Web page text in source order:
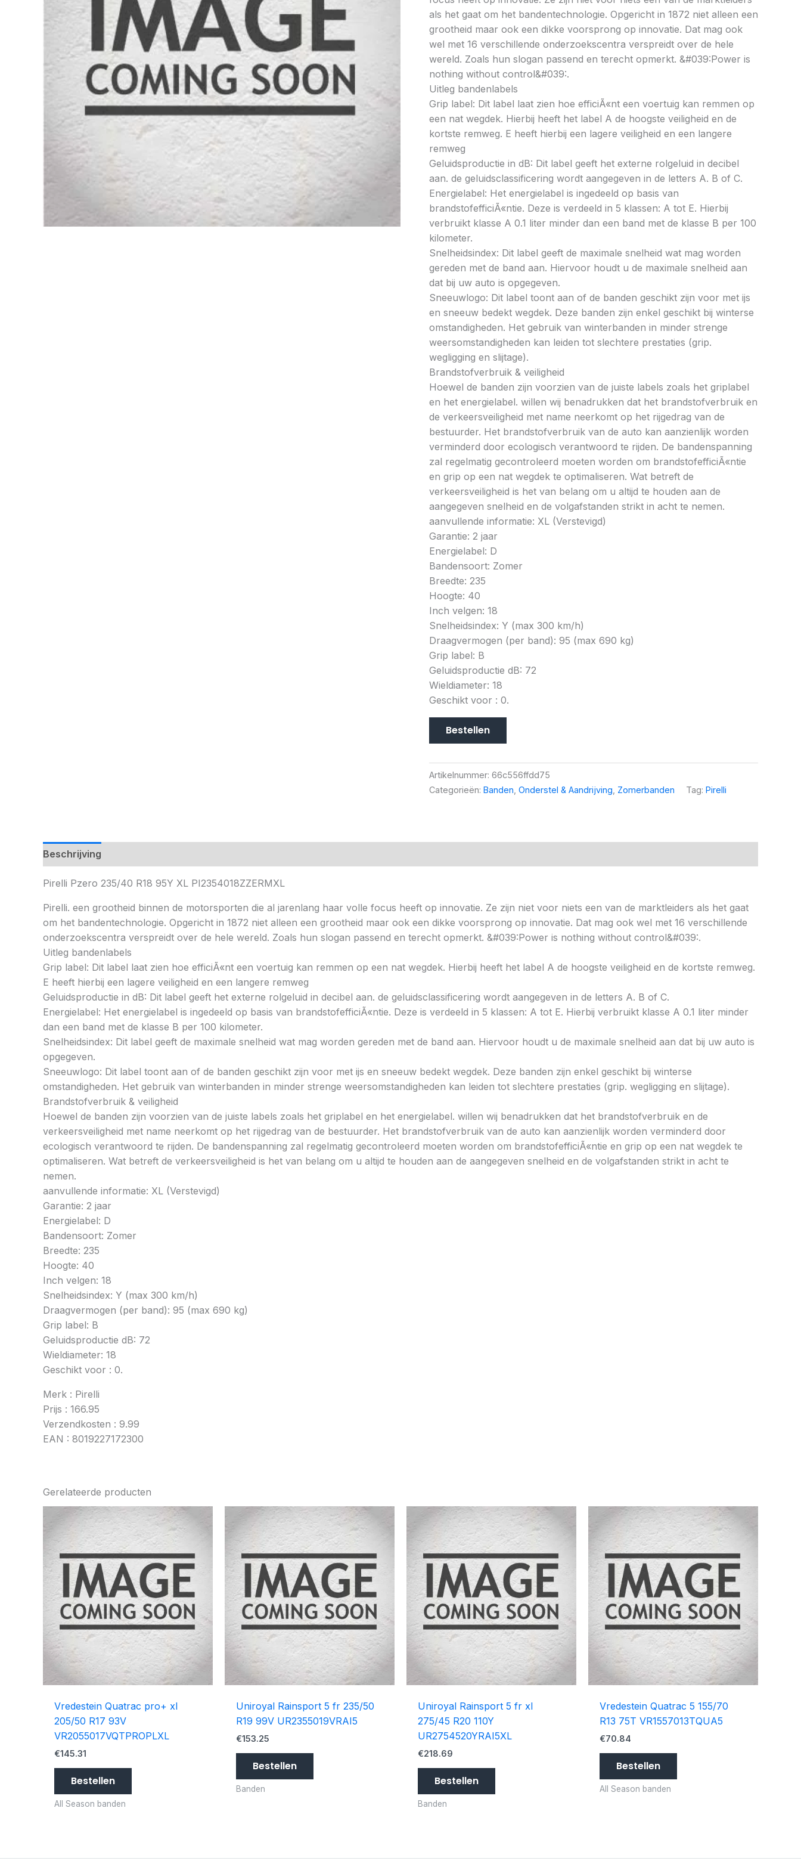
als het gaat om het bandentechnologie. Opgericht in 1872 niet alleen een
grootheid maar ook een dikke voorsprong op innovatie. Dat mag ook
wel met 16 verschillende onderzoekscentra verspreidt over de hele
wereld. Zoals hun slogan passend en terecht opmerkt. &#039:Power is
nothing without control&#039:.
Uitleg bandenlabels
Grip label: Dit label laat zien hoe efficiÃ«nt een voertuig kan remmen op
een nat wegdek. Hierbij heeft het label A de hoogste veiligheid en de
kortste remweg. E heeft hierbij een lagere veiligheid en een langere
remweg
Geluidsproductie in dB: Dit label geeft het externe rolgeluid in decibel
aan. de geluidsclassificering wordt aangegeven in de letters A. B of C.
Energielabel: Het energielabel is ingedeeld op basis van
brandstofefficiÃ«ntie. Deze is verdeeld in 5 klassen: A tot E. Hierbij
verbruikt klasse A 0.1 liter minder dan een band met de klasse B per 100
kilometer.
Snelheidsindex: Dit label geeft de maximale snelheid wat mag worden
gereden met de band aan. Hiervoor houdt u de maximale snelheid aan
dat bij uw auto is opgegeven.
Sneeuwlogo: Dit label toont aan of de banden geschikt zijn voor met ijs
en sneeuw bedekt wegdek. Deze banden zijn enkel geschikt bij winterse
omstandigheden. Het gebruik van winterbanden in minder strenge
weersomstandigheden kan leiden tot slechtere prestaties (grip.
wegligging en slijtage).
Brandstofverbruik & veiligheid
Hoewel de banden zijn voorzien van de juiste labels zoals het griplabel
en het energielabel. willen wij benadrukken dat het brandstofverbruik en
de verkeersveiligheid met name neerkomt op het rijgedrag van de
bestuurder. Het brandstofverbruik van de auto kan aanzienlijk worden
verminderd door ecologisch verantwoord te rijden. De bandenspanning
zal regelmatig gecontroleerd moeten worden om brandstofefficiÃ«ntie
en grip op een nat wegdek te optimaliseren. Wat betreft de
verkeersveiligheid is het van belang om u altijd te houden aan de
aangegeven snelheid en de volgafstanden strikt in acht te nemen.
aanvullende informatie: XL (Verstevigd)
Garantie: 2 jaar
Energielabel: D
Bandensoort: Zomer
Breedte: 235
Hoogte: 40
Inch velgen: 18
Snelheidsindex: Y (max 300 km/h)
Draagvermogen (per band): 95 (max 690 kg)
Grip label: B
Geluidsproductie dB: 72
Wieldiameter: 18
Geschikt voor : 0.
Bestellen
Artikelnummer: 66c556ffdd75
Categorieën: Banden Onderstel & Aandrijving Zomerbanden Tag: Pirelli
Beschrijving
Pirelli Pzero 235/40 R18 95Y XL PI2354018ZZERMXL
Pirelli. een grootheid binnen de motorsporten die al jarenlang haar volle focus heeft op innovatie. Ze zijn niet voor niets een van de marktleiders als het gaat
om het bandentechnologie. Opgericht in 1872 niet alleen een grootheid maar ook een dikke voorsprong op innovatie. Dat mag ook wel met 16 verschillende
onderzoekscentra verspreidt over de hele wereld. Zoals hun slogan passend en terecht opmerkt. &#039:Power is nothing without control&#039:.
Uitleg bandenlabels
Grip label: Dit label laat zien hoe efficiÃ«nt een voertuig kan remmen op een nat wegdek. Hierbij heeft het label A de hoogste veiligheid en de kortste remweg.
E heeft hierbij een lagere veiligheid en een langere remweg
Geluidsproductie in dB: Dit label geeft het externe rolgeluid in decibel aan. de geluidsclassificering wordt aangegeven in de letters A. B of C.
Energielabel: Het energielabel is ingedeeld op basis van brandstofefficiÃ«ntie. Deze is verdeeld in 5 klassen: A tot E. Hierbij verbruikt klasse A 0.1 liter minder
dan een band met de klasse B per 100 kilometer.
Snelheidsindex: Dit label geeft de maximale snelheid wat mag worden gereden met de band aan. Hiervoor houdt u de maximale snelheid aan dat bij uw auto is
opgegeven.
Sneeuwlogo: Dit label toont aan of de banden geschikt zijn voor met ijs en sneeuw bedekt wegdek. Deze banden zijn enkel geschikt bij winterse
omstandigheden. Het gebruik van winterbanden in minder strenge weersomstandigheden kan leiden tot slechtere prestaties (grip. wegligging en slijtage).
Brandstofverbruik & veiligheid
Hoewel de banden zijn voorzien van de juiste labels zoals het griplabel en het energielabel. willen wij benadrukken dat het brandstofverbruik en de
verkeersveiligheid met name neerkomt op het rijgedrag van de bestuurder. Het brandstofverbruik van de auto kan aanzienlijk worden verminderd door
ecologisch verantwoord te rijden. De bandenspanning zal regelmatig gecontroleerd moeten worden om brandstofefficiÃ«ntie en grip op een nat wegdek te
optimaliseren. Wat betreft de verkeersveiligheid is het van belang om u altijd te houden aan de aangegeven snelheid en de volgafstanden strikt in acht te
nemen.
aanvullende informatie: XL (Verstevigd)
Garantie: 2 jaar
Energielabel: D
Bandensoort: Zomer
Breedte: 235
Hoogte: 40
Inch velgen: 18
Snelheidsindex: Y (max 300 km/h)
Draagvermogen (per band): 95 (max 690 kg)
Grip label: B
Geluidsproductie dB: 72
Wieldiameter: 18
Geschikt voor : 0.
Merk : Pirelli
Prijs : 166.95
Verzendkosten : 9.99
EAN : 8019227172300
Gerelateerde producten
Vredestein Quatrac pro+ xl
205/50 R17 93V
VR2055017VQTPROPLXL
€145.31
Bestellen
All Season banden
Uniroyal Rainsport 5 fr 235/50
R19 99V UR2355019VRAI5
€153.25
Bestellen
Banden
Uniroyal Rainsport 5 fr xl
275/45 R20 110Y
UR2754520YRAI5XL
€218.69
Bestellen
Banden
Vredestein Quatrac 5 155/70
R13 75T VR1557013TQUA5
€70.84
Bestellen
All Season banden